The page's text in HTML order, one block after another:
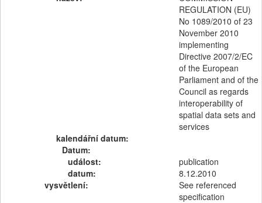
REGULATION (EU)
No 1089/2010 of 23
November 2010
implementing
Directive 2007/2/EC
of the European
Parliament and of the
Council as regards
interoperability of
spatial data sets and
services
kalendářní datum:
Datum:
událost:
publication
datum:
8.12.2010
vysvětlení:
See referenced
specification